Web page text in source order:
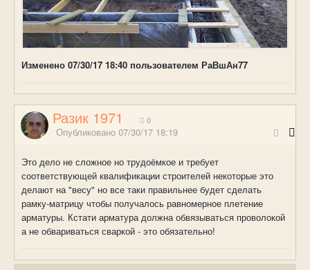
Изменено 07/30/17 18:40 пользователем РаВшАн77
Разик 1971 0
Опубликовано 07/30/17 18:19
Это дело не сложное но трудоёмкое и требует
соответствующей квалификации строителей некоторые это
делают на "весу" но все таки правильнее будет сделать
рамку-матрицу чтобы получалось равномерное плетение
арматуры. Кстати арматура должна обвязываться проволокой
а не обвариваться сваркой - это обязательно!